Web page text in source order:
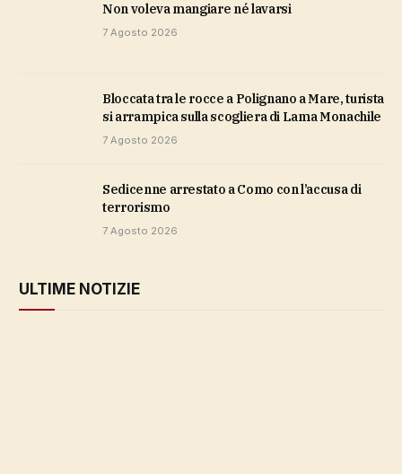
Non voleva mangiare né lavarsi
7 Agosto 2026
Bloccata tra le rocce a Polignano a Mare, turista
si arrampica sulla scogliera di Lama Monachile
7 Agosto 2026
Sedicenne arrestato a Como con l’accusa di
terrorismo
7 Agosto 2026
ULTIME NOTIZIE